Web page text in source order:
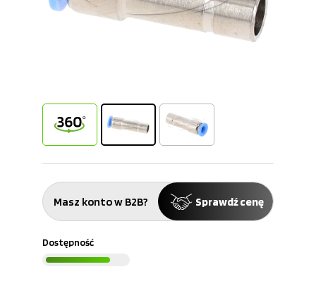
Masz konto w B2B? Sprawdź cenę
Dostępność